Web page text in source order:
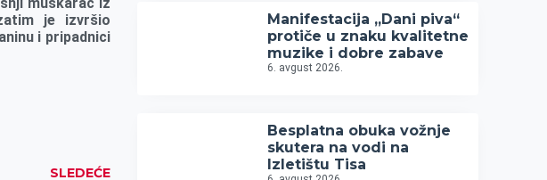
je izvršio
i pripadnici
SLEDEĆE
Manifestacija „Dani piva“
protiče u znaku kvalitetne
muzike i dobre zabave
6. avgust 2026.
Besplatna obuka vožnje
skutera na vodi na
Izletištu Tisa